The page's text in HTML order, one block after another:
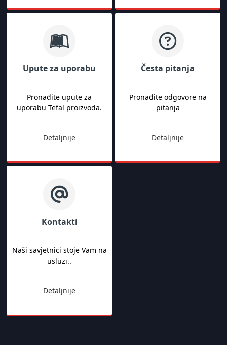
Upute za uporabu
Pronađite upute za
uporabu Tefal proizvoda.
Detaljnije
Česta pitanja
Pronađite odgovore na
pitanja
Detaljnije
Kontakti
Naši savjetnici stoje Vam na
usluzi..
Detaljnije